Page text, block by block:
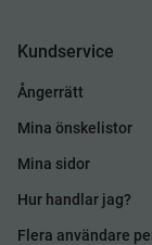
Kundservice
Ångerrätt
Mina önskelistor
Mina sidor
Hur handlar jag?
Flera användare